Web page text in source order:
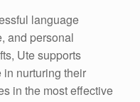
language
and personal
Ute supports
nurturing their
in the most effective